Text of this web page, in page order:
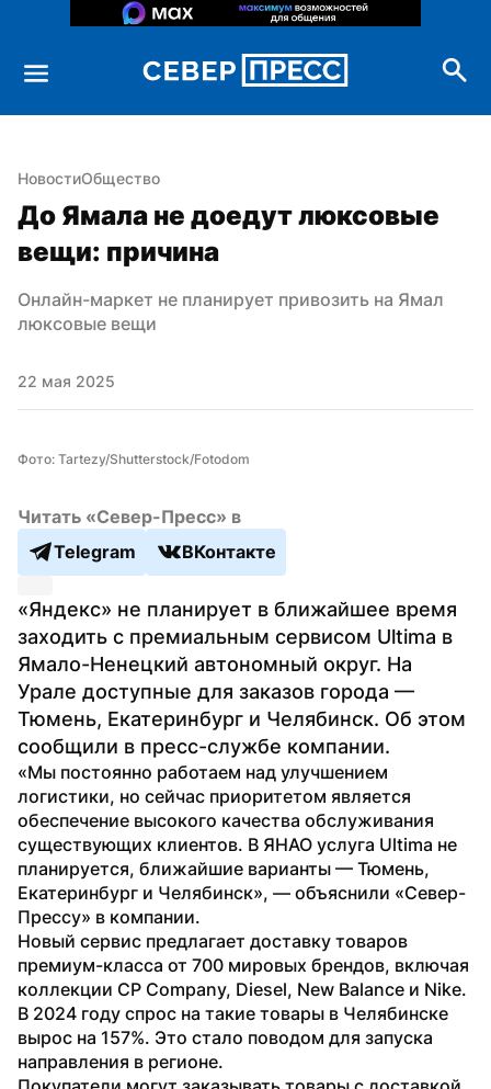
НовостиОбщество
До Ямала не доедут люксовые
вещи: причина
Онлайн-маркет не планирует привозить на Ямал
люксовые вещи
22 мая 2025
Фото: Tartezy/Shutterstock/Fotodom
Читать «Север-Пресс» в
Telegram
ВКонтакте
«Яндекс» не планирует в ближайшее время
заходить с премиальным сервисом Ultima в
Ямало-Ненецкий автономный округ. На
Урале доступные для заказов города —
Тюмень, Екатеринбург и Челябинск. Об этом
сообщили в пресс-службе компании.
«Мы постоянно работаем над улучшением
логистики, но сейчас приоритетом является
обеспечение высокого качества обслуживания
существующих клиентов. В ЯНАО услуга Ultima не
планируется, ближайшие варианты — Тюмень,
Екатеринбург и Челябинск», — объяснили «Север-
Прессу» в компании.
Новый сервис предлагает доставку товаров
премиум-класса от 700 мировых брендов, включая
коллекции CP Company, Diesel, New Balance и Nike.
В 2024 году спрос на такие товары в Челябинске
вырос на 157%. Это стало поводом для запуска
направления в регионе.